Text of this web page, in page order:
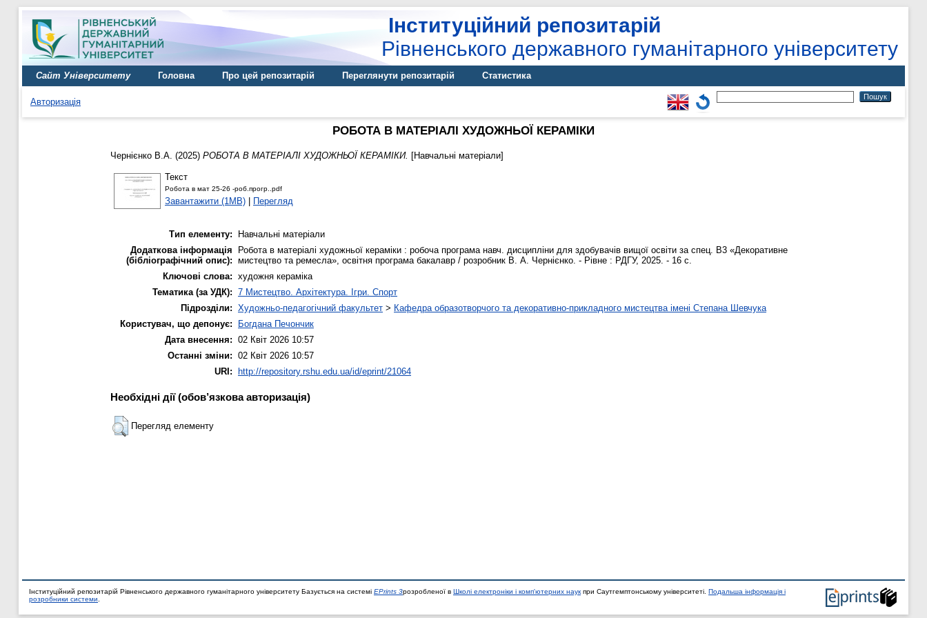
Інституційний репозитарій
Рівненського державного гуманітарного університету
Сайт Університету Головна Про цей репозитарій Переглянути репозитарій Статистика
Авторизація
РОБОТА В МАТЕРІАЛІ ХУДОЖНЬОЇ КЕРАМІКИ
Чернієнко В.А. (2025) РОБОТА В МАТЕРІАЛІ ХУДОЖНЬОЇ КЕРАМІКИ. [Навчальні матеріали]
Текст
Робота в мат 25-26 -роб.прогр..pdf
Завантажити (1MB) | Перегляд
Тип елементу:
Навчальні матеріали
Додаткова інформація
(бібліографічний опис):
Робота в матеріалі художньої кераміки : робоча програма навч. дисципліни для здобувачів вищої освіти за спец. В3 «Декоративне
мистецтво та ремесла», освітня програма бакалавр / розробник В. А. Чернієнко. - Рівне : РДГУ, 2025. - 16 с.
Ключові слова: художня кераміка
Тематика (за УДК): 7 Мистецтво. Архітектура. Ігри. Спорт
Підрозділи: Художньо-педагогічний факультет > Кафедра образотворчого та декоративно-прикладного мистецтва імені Степана Шевчука
Користувач, що депонує:
Богдана Печончик
Дата внесення: 02 Квіт 2026 10:57
Останні зміни: 02 Квіт 2026 10:57
URI:
http://repository.rshu.edu.ua/id/eprint/21064
Необхідні дії (обов’язкова авторизація)
Перегляд елементу
Інституційний репозитарій Рівненського державного гуманітарного університету Базується на системі EPrints 3розробленої в Школі електроніки і комп'ютерних наук при Саутгемптонському університеті. Подальша інформація і
розробники системи